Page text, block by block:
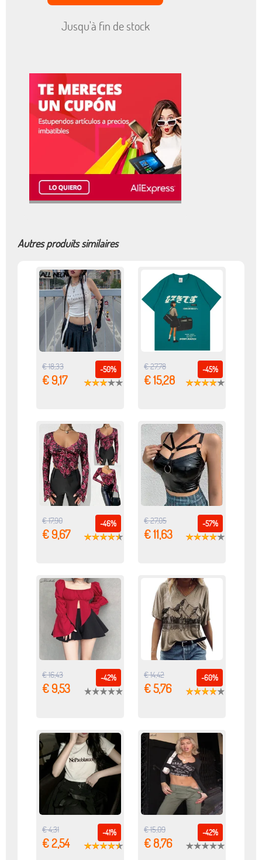
Jusqu'à fin de stock
Autres produits similaires
-50%
€ 18,33
€ 9,17
-45%
€ 27,78
€ 15,28
-46%
€ 17,90
€ 9,67
-57%
€ 27,05
€ 11,63
-42%
€ 16,43
€ 9,53
-60%
€ 14,42
€ 5,76
-41%
€ 4,31
€ 2,54
-42%
€ 15,09
€ 8,76